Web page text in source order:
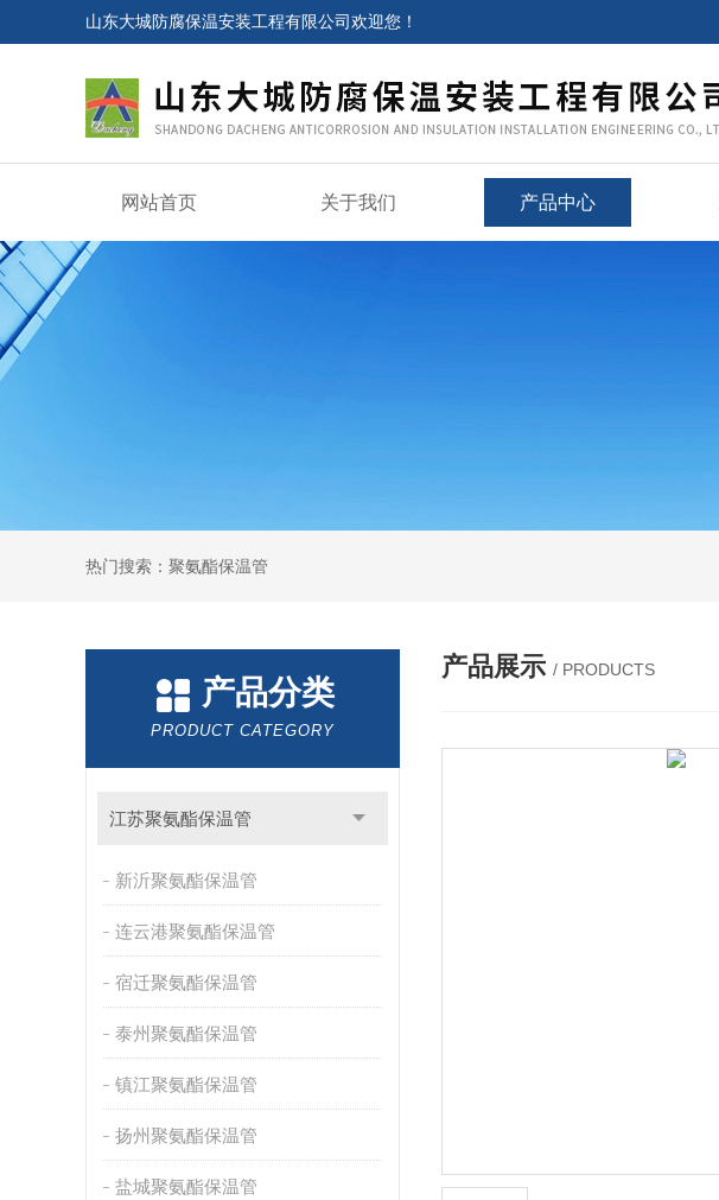
山东大城防腐保温安装工程有限公司欢迎您！
网站首页 关于我们 产品中心
热门搜索：聚氨酯保温管
产品分类
PRODUCT CATEGORY
江苏聚氨酯保温管
新沂聚氨酯保温管
连云港聚氨酯保温管
宿迁聚氨酯保温管
泰州聚氨酯保温管
镇江聚氨酯保温管
扬州聚氨酯保温管
盐城聚氨酯保温管
产品展示 / PRODUCTS